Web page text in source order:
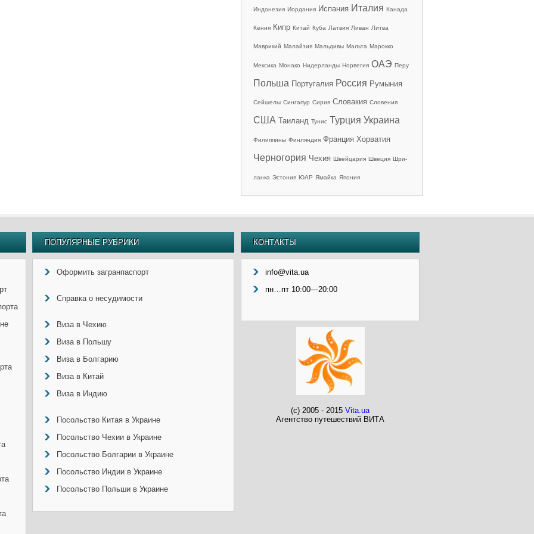
Индонезия Иордания Испания Италия Канада
Кения Кипр Китай Куба Латвия Ливан Литва
Маврикий Малайзия Мальдивы Мальта Марокко
Мексика Монако Нидерланды Норвегия ОАЭ Перу
Польша Португалия Россия Румыния
Сейшелы Сингапур Сирия Словакия Словения
США Таиланд Тунис Турция Украина
Филиппины Финляндия Франция Хорватия
Черногория Чехия Швейцария Швеция Шри-
ланка Эстония ЮАР Ямайка Япония
ПОПУЛЯРНЫЕ РУБРИКИ
Оформить загранпаспорт
Справка о несудимости
Виза в Чехию
Виза в Польшу
Виза в Болгарию
Виза в Китай
Виза в Индию
Посольство Китая в Украине
Посольство Чехии в Украине
Посольство Болгарии в Украине
Посольство Индии в Украине
Посольство Польши в Украине
КОНТАКТЫ
info@vita.ua
пн…пт 10:00—20:00
(c) 2005 - 2015 Vita.ua
Агентство путешествий ВИТА